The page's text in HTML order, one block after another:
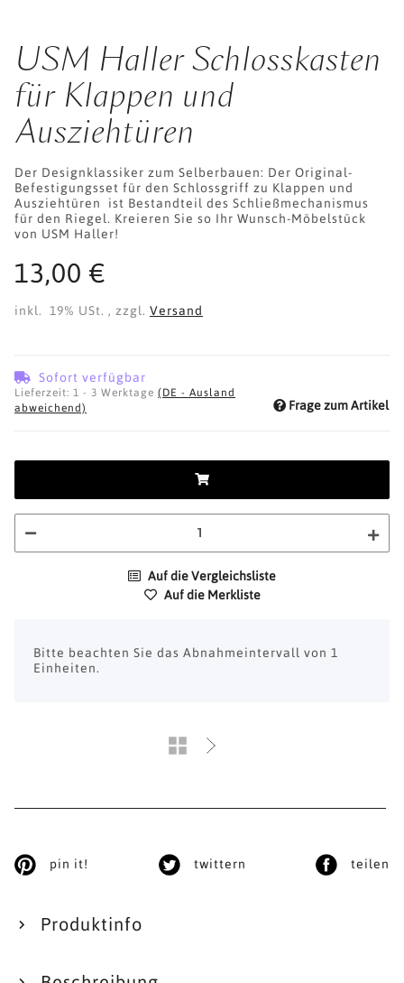
USM Haller Schlosskasten
für Klappen und
Ausziehtüren
Der Designklassiker zum Selberbauen: Der Original-
Befestigungsset für den Schlossgriff zu Klappen und
Ausziehtüren ist Bestandteil des Schließmechanismus
für den Riegel. Kreieren Sie so Ihr Wunsch-Möbelstück
von USM Haller!
13,00 €
inkl. 19% USt. , zzgl. Versand
Sofort verfügbar
Lieferzeit: 1 - 3 Werktage (DE - Ausland
abweichend)
Frage zum Artikel
Auf die Vergleichsliste
Auf die Merkliste
Bitte beachten Sie das Abnahmeintervall von 1
Einheiten.
pin it! twittern teilen
Produktinfo